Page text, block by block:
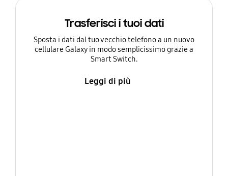
Trasferisci i tuoi dati
Sposta i dati dal tuo vecchio telefono a un nuovo
cellulare Galaxy in modo semplicissimo grazie a
Smart Switch.
Leggi di più